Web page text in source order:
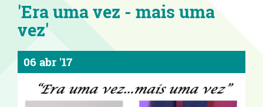
'Era uma vez - mais uma
vez'
06 abr '17